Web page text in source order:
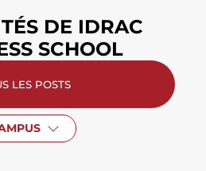
DE IDRAC
SCHOOL
LES POSTS